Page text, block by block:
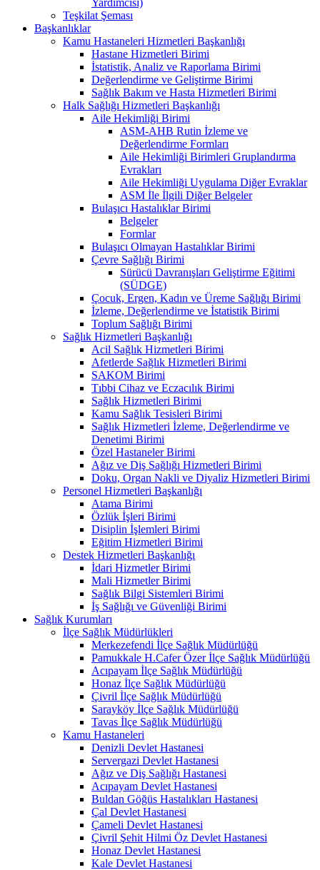
Teşkilat Şeması
Başkanlıklar
Kamu Hastaneleri Hizmetleri Başkanlığı
Hastane Hizmetleri Birimi
İstatistik, Analiz ve Raporlama Birimi
Değerlendirme ve Geliştirme Birimi
Sağlık Bakım ve Hasta Hizmetleri Birimi
Halk Sağlığı Hizmetleri Başkanlığı
Aile Hekimliği Birimi
ASM-AHB Rutin İzleme ve
Değerlendirme Formları
Aile Hekimliği Birimleri Gruplandırma
Evrakları
Aile Hekimliği Uygulama Diğer Evraklar
ASM İle İlgili Diğer Belgeler
Bulaşıcı Hastalıklar Birimi
Belgeler
Formlar
Bulaşıcı Olmayan Hastalıklar Birimi
Çevre Sağlığı Birimi
Sürücü Davranışları Geliştirme Eğitimi
(SÜDGE)
Çocuk, Ergen, Kadın ve Üreme Sağlığı Birimi
İzleme, Değerlendirme ve İstatistik Birimi
Toplum Sağlığı Birimi
Sağlık Hizmetleri Başkanlığı
Acil Sağlık Hizmetleri Birimi
Afetlerde Sağlık Hizmetleri Birimi
SAKOM Birimi
Tıbbi Cihaz ve Eczacılık Birimi
Sağlık Hizmetleri Birimi
Kamu Sağlık Tesisleri Birimi
Sağlık Hizmetleri İzleme, Değerlendirme ve
Denetimi Birimi
Özel Hastaneler Birimi
Ağız ve Diş Sağlığı Hizmetleri Birimi
Doku, Organ Nakli ve Diyaliz Hizmetleri Birimi
Personel Hizmetleri Başkanlığı
Atama Birimi
Özlük İşleri Birimi
Disiplin İşlemleri Birimi
Eğitim Hizmetleri Birimi
Destek Hizmetleri Başkanlığı
İdari Hizmetler Birimi
Mali Hizmetler Birimi
Sağlık Bilgi Sistemleri Birimi
İş Sağlığı ve Güvenliği Birimi
Sağlık Kurumları
İlçe Sağlık Müdürlükleri
Merkezefendi İlçe Sağlık Müdürlüğü
Pamukkale H.Cafer Özer İlçe Sağlık Müdürlüğü
Acıpayam İlçe Sağlık Müdürlüğü
Honaz İlçe Sağlık Müdürlüğü
Çivril İlçe Sağlık Müdürlüğü
Sarayköy İlçe Sağlık Müdürlüğü
Tavas İlçe Sağlık Müdürlüğü
Kamu Hastaneleri
Denizli Devlet Hastanesi
Servergazi Devlet Hastanesi
Ağız ve Diş Sağlığı Hastanesi
Acıpayam Devlet Hastanesi
Buldan Göğüs Hastalıkları Hastanesi
Çal Devlet Hastanesi
Çameli Devlet Hastanesi
Çivril Şehit Hilmi Öz Devlet Hastanesi
Honaz Devlet Hastanesi
Kale Devlet Hastanesi